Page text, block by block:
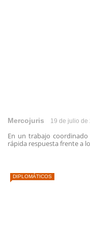
Mercojuris 19 de julio de
En un trabajo coordinado
rápida respuesta frente a
DIPLOMÁTICOS